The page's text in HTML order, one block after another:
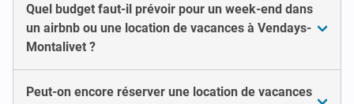
Quel budget faut-il prévoir pour un week-end dans
un airbnb ou une location de vacances à Vendays-
Montalivet ?
Peut-on encore réserver une location de vacances